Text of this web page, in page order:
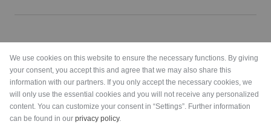
We use cookies on this website to ensure the necessary functions. By giving
your consent, you accept this and agree that we may also share this
information with our partners. If you only accept the necessary cookies, we
will only use the essential cookies and you will not receive any personalized
content. You can customize your consent in “Settings”. Further information
can be found in our privacy policy.